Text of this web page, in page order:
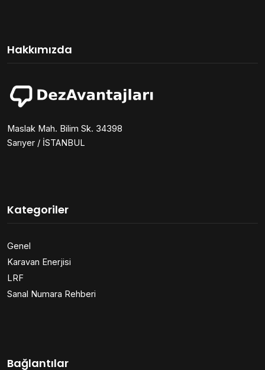
Hakkımızda
Maslak Mah. Bilim Sk. 34398
Sarıyer / İSTANBUL
Kategoriler
Genel
Karavan Enerjisi
LRF
Sanal Numara Rehberi
Bağlantılar